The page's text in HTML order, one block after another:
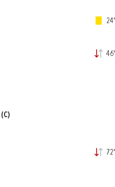
24'
46'
(C)
72'